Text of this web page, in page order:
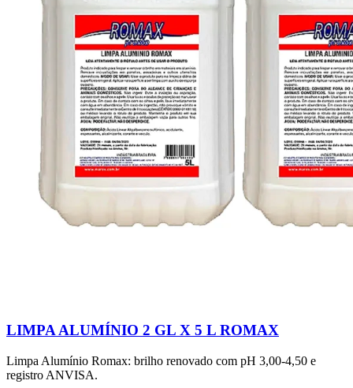
LIMPA ALUMÍNIO 2 GL X 5 L ROMAX
Limpa Alumínio Romax: brilho renovado com pH 3,00-4,50 e
registro ANVISA.